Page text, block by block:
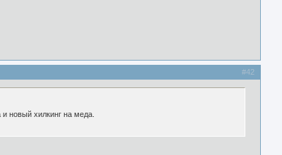
#42
новый хилкинг на меда.